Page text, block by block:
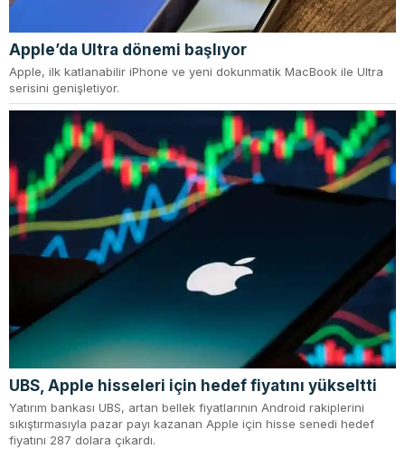
Apple’da Ultra dönemi başlıyor
Apple, ilk katlanabilir iPhone ve yeni dokunmatik MacBook ile Ultra
serisini genişletiyor.
UBS, Apple hisseleri için hedef fiyatını yükseltti
Yatırım bankası UBS, artan bellek fiyatlarının Android rakiplerini
sıkıştırmasıyla pazar payı kazanan Apple için hisse senedi hedef
fiyatını 287 dolara çıkardı.